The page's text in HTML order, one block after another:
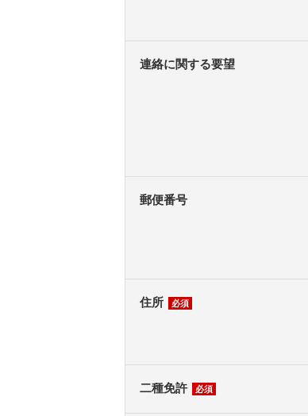
連絡に関する要望
郵便番号
住所 必須
二種免許 必須